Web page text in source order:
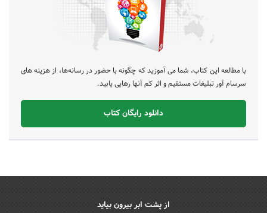
با مطالعه این کتاب، شما می آموزید که چگونه با حضور در رسانه‌ها، از هزینه های
سرسام آور تبلیغات مستقیم و اثر کم آنها رهایی یابید.
دانلود رایگان کتاب
از پشت ابر بیرون بیاید